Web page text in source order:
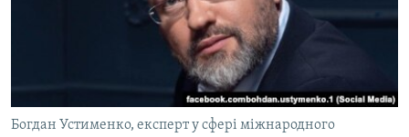
Богдан Устименко, експерт у сфері міжнародного